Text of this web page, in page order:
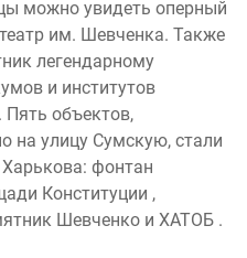
можно увидеть оперный
им. Шевченка. Также
легендарному
и институтов
Пять объектов,
на улицу Сумскую, стали
фонтан
Конституции ,
Шевченко и ХАТОБ .